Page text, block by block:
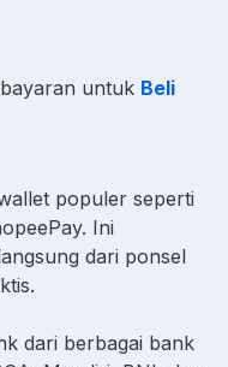
untuk Beli
populer seperti
Ini
dari ponsel
dari berbagai bank